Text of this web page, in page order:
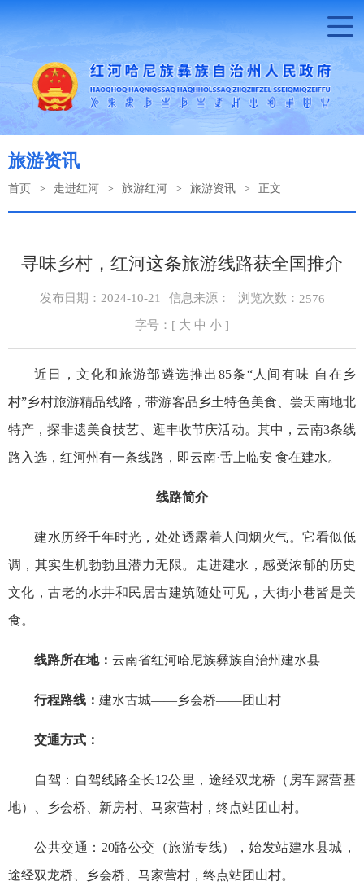
旅游资讯
首页 > 走进红河 > 旅游红河 > 旅游资讯 > 正文
寻味乡村，红河这条旅游线路获全国推介
发布日期：2024-10-21 信息来源： 浏览次数： 2576
字号：[ 大 中 小 ]
近日，文化和旅游部遴选推出85条“人间有味 自在乡
村”乡村旅游精品线路，带游客品乡土特色美食、尝天南地北
特产，探非遗美食技艺、逛丰收节庆活动。其中，云南3条线
路入选，红河州有一条线路，即云南·舌上临安 食在建水。
线路简介
建水历经千年时光，处处透露着人间烟火气。它看似低
调，其实生机勃勃且潜力无限。走进建水，感受浓郁的历史
文化，古老的水井和民 居古建筑随处可见，大街小巷皆是美
食。
线路所在地： 云南省红河哈尼族彝族自治州建水县
行程路线： 建水古城——乡会桥——团山村
交通方式：
自驾：自驾线路全长12公里，途经双龙桥（房车露营基
地）、乡会桥、新房村、马家营村，终点站团山村。
公共交通：20路公交（旅游专线），始发站建水县城，
途经双龙桥、乡会桥、马家营村，终点站团山村。